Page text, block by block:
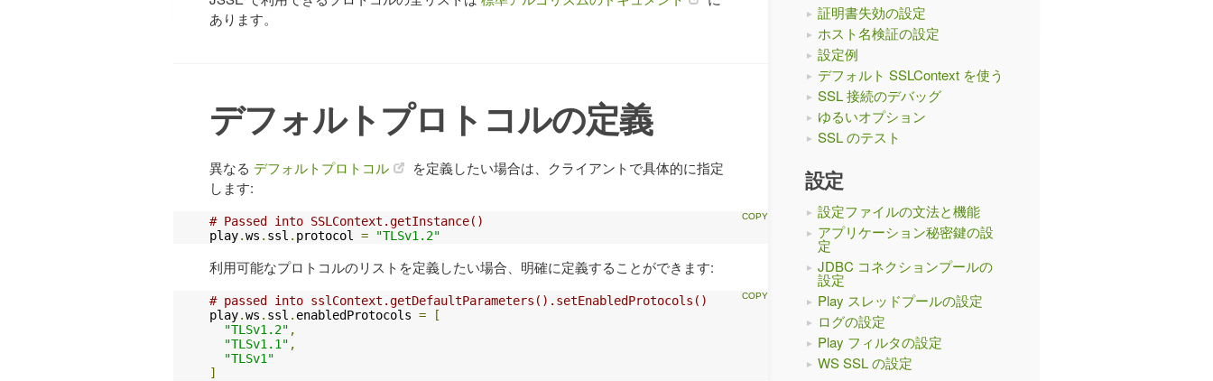
証明書失効の設定
ホスト名検証の設定
設定例
デフォルト SSLContext を使う
SSL 接続のデバッグ
ゆるいオプション
SSL のテスト
設定
設定ファイルの文法と機能
アプリケーション秘密鍵の設
定
JDBC コネクションプールの
設定
Play スレッドプールの設定
ログの設定
Play フィルタの設定
WS SSL の設定
あります。
デフォルトプロトコルの定義
異なる デフォルトプロトコル
を定義したい場合は、クライアントで具体的に指定
します:
# Passed into SSLContext.getInstance()
play.ws . ssl . protocol = "TLSv1.2"
利用可能なプロトコルのリストを定義したい場合、明確に定義することができます:
# passed into sslContext.getDefaultParameters().setEnabledProtocols()
play.ws . ssl . enabledProtocols =
[
"TLSv1.2" ,
"TLSv1.1" ,
"TLSv1"
]